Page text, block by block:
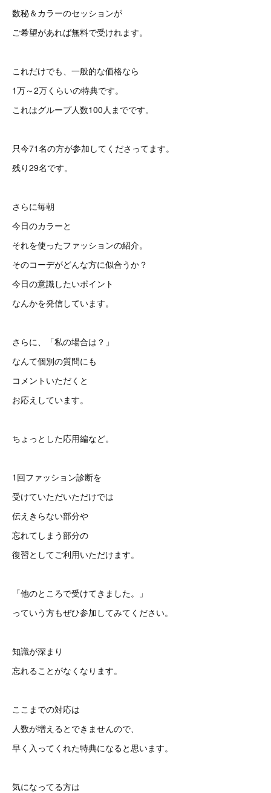
数秘＆カラーのセッションが
ご希望があれば無料で受けれます。
これだけでも、一般的な価格なら
1万～2万くらいの特典です。
これはグループ人数100人までです。
只今71名の方が参加してくださってます。
残り29名です。
さらに毎朝
今日のカラーと
それを使ったファッションの紹介。
そのコーデがどんな方に似合うか？
今日の意識したいポイント
なんかを発信しています。
さらに、「私の場合は？」
なんて個別の質問にも
コメントいただくと
お応えしています。
ちょっとした応用編など。
1回ファッション診断を
受けていただいただけでは
伝えきらない部分や
忘れてしまう部分の
復習としてご利用いただけます。
「他のところで受けてきました。」
っていう方もぜひ参加してみてください。
知識が深まり
忘れることがなくなります。
ここまでの対応は
人数が増えるとできませんので、
早く入ってくれた特典になると思います。
気になってる方は